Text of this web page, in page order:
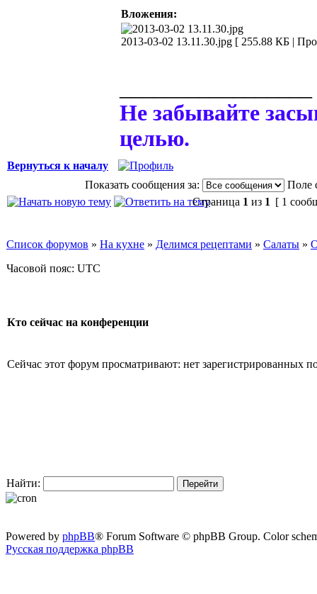
Вложения:
2013-03-02 13.11.30.jpg [ 255.88 КБ |
Не забывайте
целью.
Вернуться к началу
Показать сообщения за:
Поле
Страница 1 из 1 [ 1
Список форумов » На кухне » Делимся рецептами » Салаты »
Часовой пояс: UTC
Кто сейчас на конференции
Сейчас этот форум просматривают: нет зарегистрированных
Найти:
Powered by phpBB® Forum Software © phpBB Group. Color
Русская поддержка phpBB